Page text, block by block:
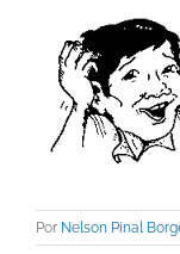
Por Nelson Pinal